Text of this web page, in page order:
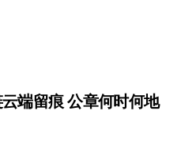
端留痕 公章何时何地